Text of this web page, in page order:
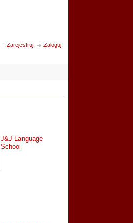
Zarejestruj Zaloguj
J&J Language
School